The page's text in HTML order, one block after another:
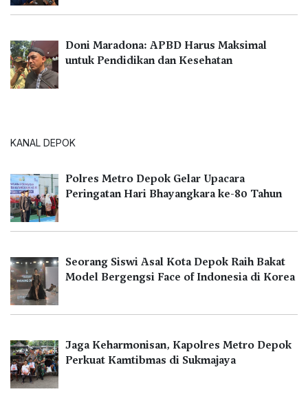
Doni Maradona: APBD Harus Maksimal
untuk Pendidikan dan Kesehatan
KANAL DEPOK
Polres Metro Depok Gelar Upacara
Peringatan Hari Bhayangkara ke-80 Tahun
Seorang Siswi Asal Kota Depok Raih Bakat
Model Bergengsi Face of Indonesia di Korea
Jaga Keharmonisan, Kapolres Metro Depok
Perkuat Kamtibmas di Sukmajaya